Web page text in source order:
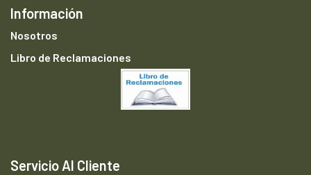
Información
Nosotros
Libro de Reclamaciones
Servicio Al Cliente